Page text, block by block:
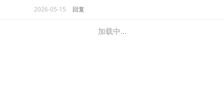
2026-05-15 回复
加载中...